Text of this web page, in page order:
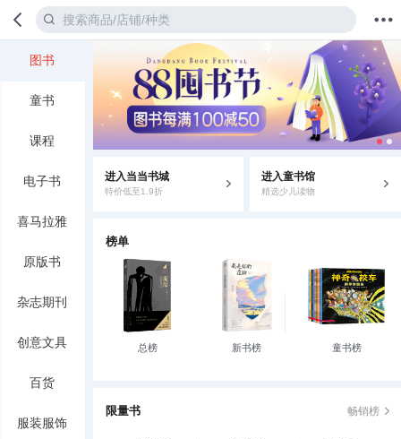
值得买 我的当当
图书
童书
课程
电子书
喜马拉雅
原版书
杂志期刊
创意文具
百货
服装服饰
进入当当书城
特价低至1.9折
进入童书馆
精选少儿读物
榜单
总榜 新书榜 童书榜
限量书 畅销榜